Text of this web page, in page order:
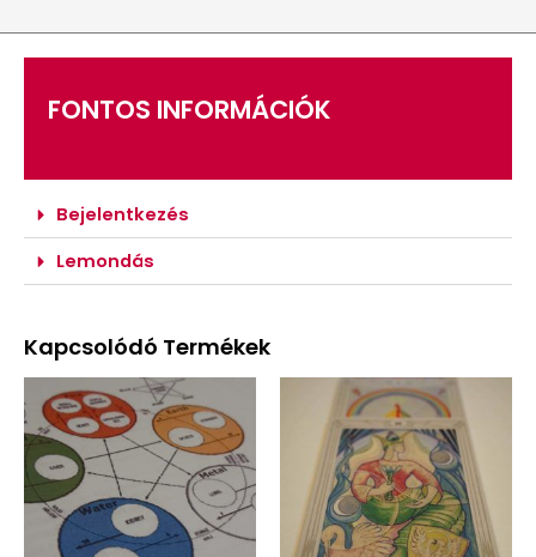
Kapcsolódó Termékek
FONTOS INFORMÁCIÓK
Bejelentkezés
Lemondás